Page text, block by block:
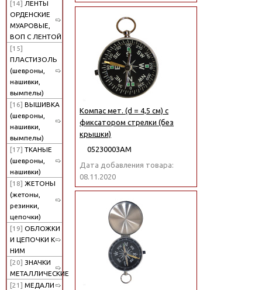
[14] ЛЕНТЫ
ОРДЕНСКИЕ
МУАРОВЫЕ,
ВОП С ЛЕНТОЙ
[15]
ПЛАСТИЗОЛЬ
(шевроны,
нашивки,
вымпелы)
[16] ВЫШИВКА
(шевроны,
нашивки,
вымпелы)
[17] ТКАНЫЕ
(шевроны,
нашивки)
[18] ЖЕТОНЫ
(жетоны,
резинки,
цепочки)
[19] ОБЛОЖКИ
И ЦЕПОЧКИ К
НИМ
[20] ЗНАЧКИ
МЕТАЛЛИЧЕСКИЕ
[21] МЕДАЛИ
Компас мет. (d = 4,5 см) с
фиксатором стрелки (без
крышки)
05230003АМ
Дата добавления товара:
08.11.2020